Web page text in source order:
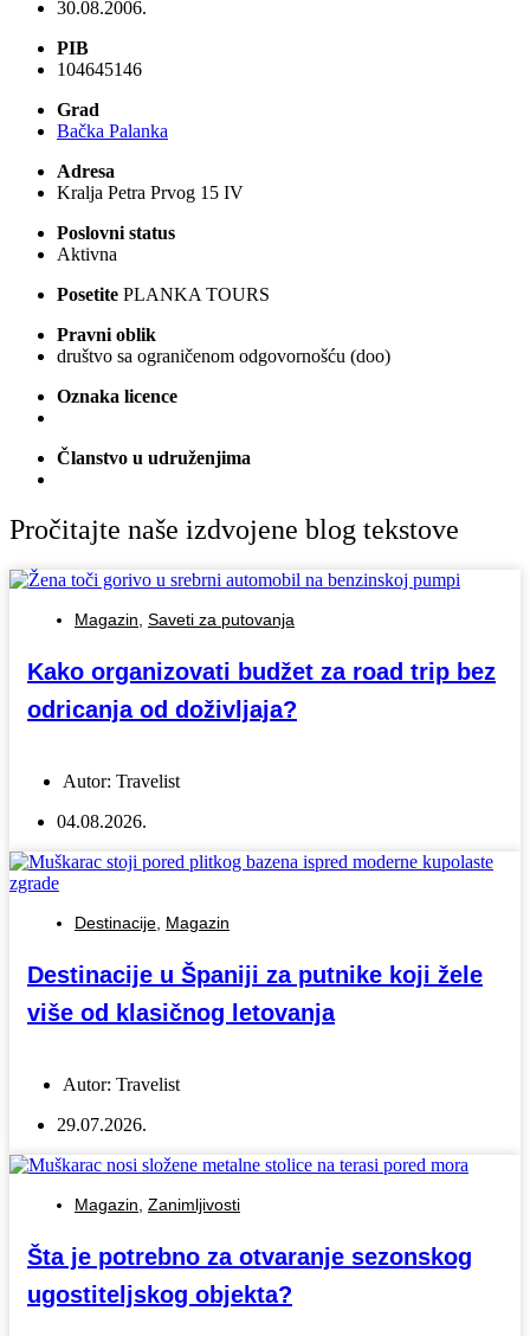
30.08.2006.
PIB
104645146
Grad
Bačka Palanka
Adresa
Kralja Petra Prvog 15 IV
Poslovni status
Aktivna
Posetite PLANKA TOURS
Pravni oblik
društvo sa ograničenom odgovornošću (doo)
Oznaka licence
Članstvo u udruženjima
Pročitajte naše izdvojene blog tekstove
Magazin Saveti za putovanja
Kako organizovati budžet za road trip bez
odricanja od doživljaja?
Autor: Travelist
04.08.2026.
Destinacije Magazin
Destinacije u Španiji za putnike koji žele
više od klasičnog letovanja
Autor: Travelist
29.07.2026.
Magazin Zanimljivosti
Šta je potrebno za otvaranje sezonskog
ugostiteljskog objekta?